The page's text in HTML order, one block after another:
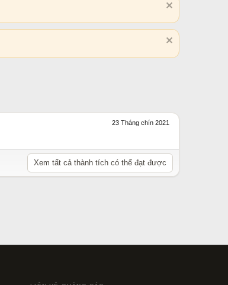
23 Tháng chín 2021
Xem tất cả thành tích có thể đạt được